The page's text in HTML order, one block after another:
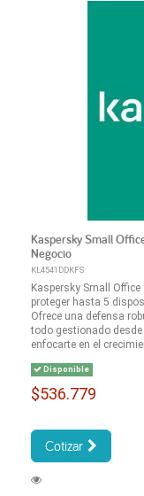
Kaspersky Small
Negocio
KL4541DDKFS
Kaspersky Small
proteger hasta 5
Ofrece una defensa
todo gestionado
enfocarte en el
Disponible
$536.779
Cotizar